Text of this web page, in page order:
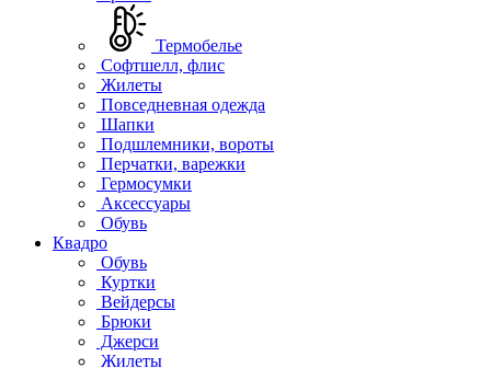
Термобелье
Софтшелл, флис
Жилеты
Повседневная одежда
Шапки
Подшлемники, вороты
Перчатки, варежки
Гермосумки
Аксессуары
Обувь
Квадро
Обувь
Куртки
Вейдерсы
Брюки
Джерси
Жилеты